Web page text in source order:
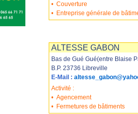
• Couverture
• Entreprise générale de
ALTESSE GABON
Bas de Gué Gué(entre Blaise
B.P. 23736 Libreville
E-Mail :
Activité :
• Agencement
• Fermetures de bâtiments